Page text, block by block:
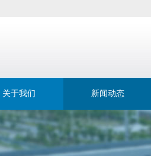
关于我们 新闻动态